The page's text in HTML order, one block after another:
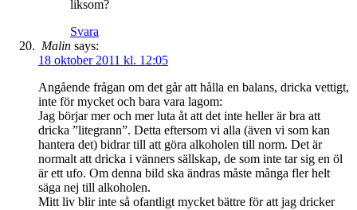
liksom?
Svara
Malin says:
18 oktober 2011 kl. 12:05
Angående frågan om det går att hålla en balans, dricka vettigt,
inte för mycket och bara vara lagom:
Jag börjar mer och mer luta åt att det inte heller är bra att
dricka ”litegrann”. Detta eftersom vi alla (även vi som kan
hantera det) bidrar till att göra alkoholen till norm. Det är
normalt att dricka i vänners sällskap, de som inte tar sig en öl
är ett ufo. Om denna bild ska ändras måste många fler helt
säga nej till alkoholen.
Mitt liv blir inte så ofantligt mycket bättre för att jag dricker